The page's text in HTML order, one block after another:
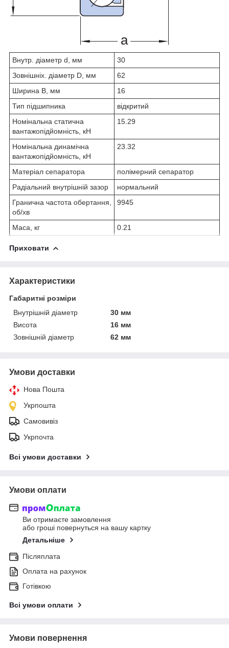
Внутр. діаметр d, мм
30
Зовнішніх. діаметр D, мм
62
Ширина B, мм
16
Тип підшипника
відкритий
Номінальна статична
вантажопідйомність, кН
15.29
Номінальна динамічна
вантажопідйомність, кН
23.32
Матеріал сепаратора
полімерний сепаратор
Радіальний внутрішній зазор
нормальний
Гранична частота обертання,
об/хв
9945
Маса, кг 0.21
Приховати
Характеристики
Габаритні розміри
Внутрішній діаметр
30 мм
Висота
16 мм
Зовнішній діаметр
62 мм
Умови доставки
Нова Пошта
Укрпошта
Самовивіз
Укрпочта
Всі умови доставки
Умови оплати
Ви отримаєте замовлення
або гроші повернуться на вашу картку
Детальніше
Післяплата
Оплата на рахунок
Готівкою
Всі умови оплати
Умови повернення